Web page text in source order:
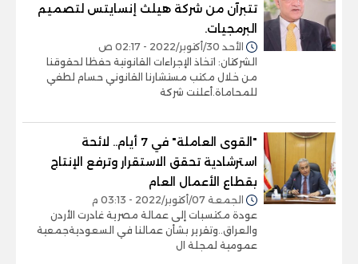
تتبرآن من شركة هيلث إنسايتس لتصميم
البرمجيات.
الأحد 30/أكتوبر/2022 - 02:17 ص
الشركتان: اتخاذ الإجراءات القانونية حفظا لحقوقنا
من خلال مكتب مستشارنا القانوني حسام لطفي
للمحاماة.أعلنت شركة
"القوى العاملة" في 7 أيام.. لائحة
استرشادية تحقق الاستقرار وترفع الإنتاج
بقطاع الأعمال العام
الجمعة 07/أكتوبر/2022 - 03:13 م
عودة مكتسبات إلى عمالة مصرية غادرت الأردن
والعراق..وتقرير بشأن عمالنا في السعوديةجمعية
عمومية لمجلة ال